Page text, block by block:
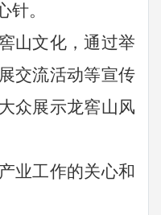
针。
山文化，通过举
交流活动等宣传
众展示龙窖山风
业工作的关心和